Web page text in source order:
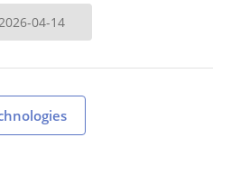
04-14